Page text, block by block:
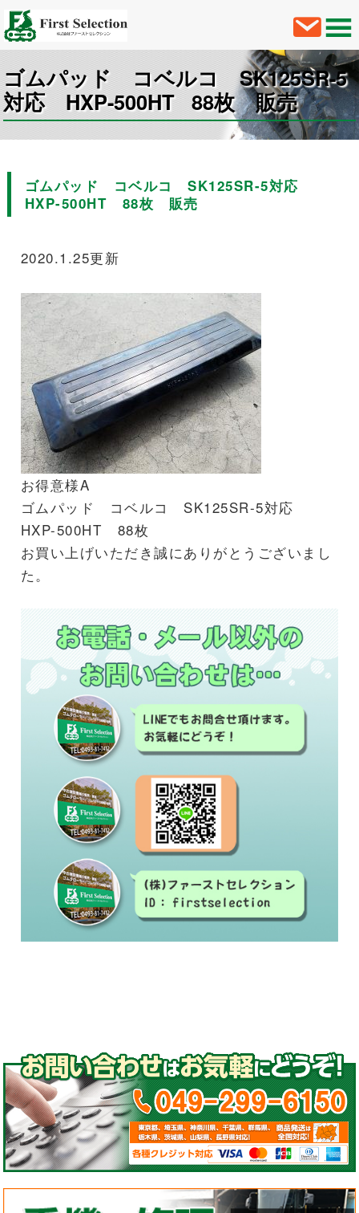
ゴムパッド コベルコ SK125SR-5
対応 HXP-500HT 88枚 販売
ゴムパッド コベルコ SK125SR-5対応
HXP-500HT 88枚 販売
2020.1.25更新
お得意様A
ゴムパッド コベルコ SK125SR-5対応
HXP-500HT 88枚
お買い上げいただき誠にありがとうございまし
た。